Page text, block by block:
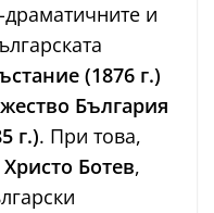
и
(1876 г.)
България
г.). При това,
Христо Ботев,